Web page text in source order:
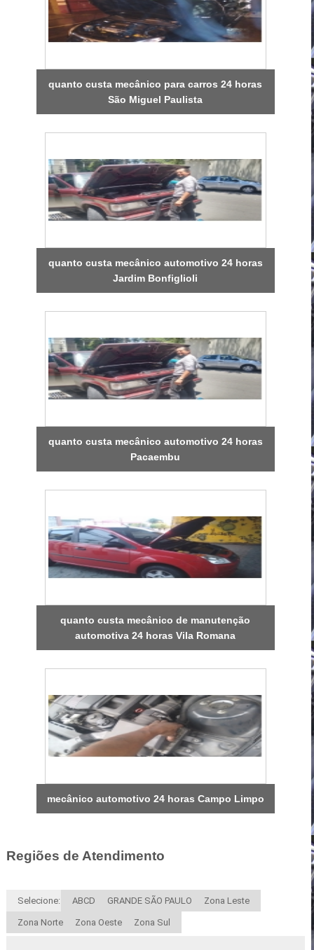
quanto custa mecânico para carros 24 horas
São Miguel Paulista
quanto custa mecânico automotivo 24 horas
Jardim Bonfiglioli
quanto custa mecânico automotivo 24 horas
Pacaembu
quanto custa mecânico de manutenção
automotiva 24 horas Vila Romana
mecânico automotivo 24 horas Campo Limpo
Regiões de Atendimento
Selecione: ABCD GRANDE SÃO PAULO Zona Leste
Zona Norte Zona Oeste Zona Sul